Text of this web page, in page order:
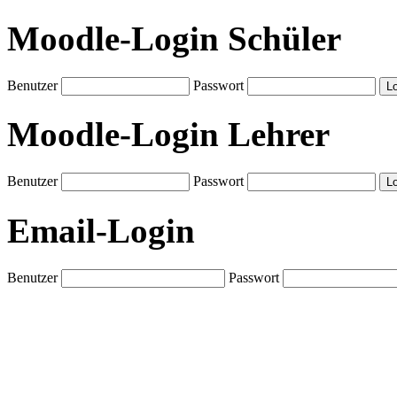
Moodle-Login Schüler
Benutzer Passwort
Moodle-Login Lehrer
Benutzer Passwort
Email-Login
Benutzer Passwort